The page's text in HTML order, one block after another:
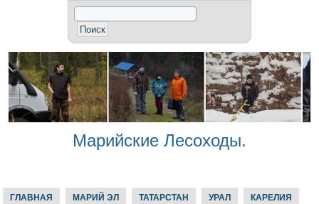
Марийские Лесоходы.
ГЛАВНАЯ МАРИЙ ЭЛ ТАТАРСТАН УРАЛ КАРЕЛИЯ